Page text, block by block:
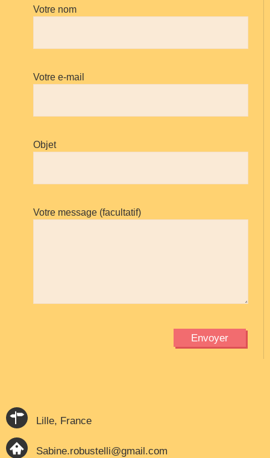
Votre nom
Votre e-mail
Objet
Votre message (facultatif)
Lille, France
Sabine.robustelli@gmail.com